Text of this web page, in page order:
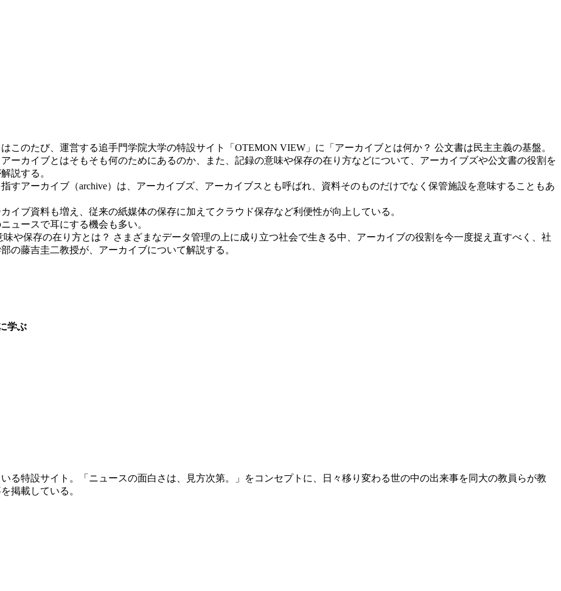
このたび、運営する追手門学院大学の特設サイト「OTEMON VIEW」に「アーカイブとは何か？ 公文書は民主主義の基盤。
ーカイブとはそもそも何のためにあるのか、また、記録の意味や保存の在り方などについて、アーカイブズや公文書の役割を
説する。
アーカイブ（archive）は、アーカイブズ、アーカイブスとも呼ばれ、資料そのものだけでなく保管施設を意味することもあ
ブ資料も増え、従来の紙媒体の保存に加えてクラウド保存など利便性が向上している。
ュースで耳にする機会も多い。
や保存の在り方とは？ さまざまなデータ管理の上に成り立つ社会で生きる中、アーカイブの役割を今一度捉え直すべく、社
の藤吉圭二教授が、アーカイブについて解説する。
学ぶ
特設サイト。「ニュースの面白さは、見方次第。」をコンセプトに、日々移り変わる世の中の出来事を同大の教員らが教
掲載している。